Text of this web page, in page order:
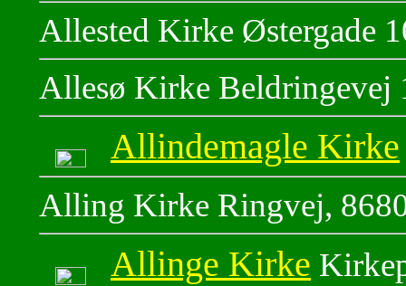
Allested Kirke Østergade
Allesø Kirke Beldringevej
Allindemagle Kirke
Alling Kirke Ringvej,
Allinge Kirke